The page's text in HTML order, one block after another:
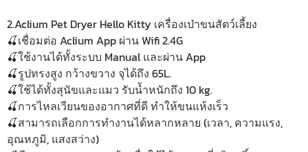
2.Aclium Pet Dryer Hello Kitty เครื่องเป่าขนสัตว์เลี้ยง
🍒เชื่อมต่อ Aclium App ผ่าน Wifi 2.4G
🍒ใช้งานได้ทั้งระบบ Manual และผ่าน App
🍒รูปทรงสูง กว้างขวาง จุได้ถึง 65L.
🍒ใช้ได้ทั้งสุนัขและแมว รับน้ำหนักถึง 10 kg.
🍒การไหลเวียนของอากาศที่ดี ทำให้ขนแห้งเร็ว
🍒สามารถเลือกการทำงานได้หลากหลาย (เวลา, ความแรง,
อุณหภูมิ, แสงสว่าง)